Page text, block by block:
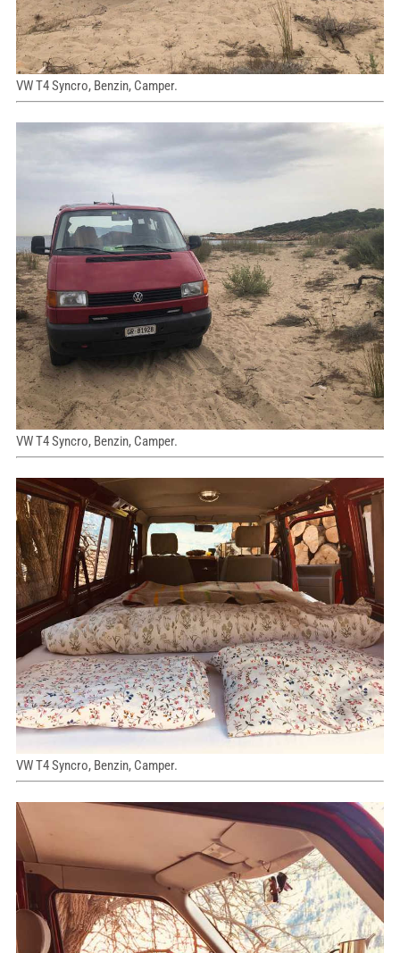
VW T4 Syncro, Benzin, Camper.
VW T4 Syncro, Benzin, Camper.
VW T4 Syncro, Benzin, Camper.